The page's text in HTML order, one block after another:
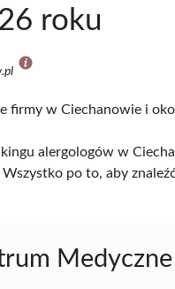
roku
firmy w Ciechanowie i
alergologów w
Wszystko po to, aby